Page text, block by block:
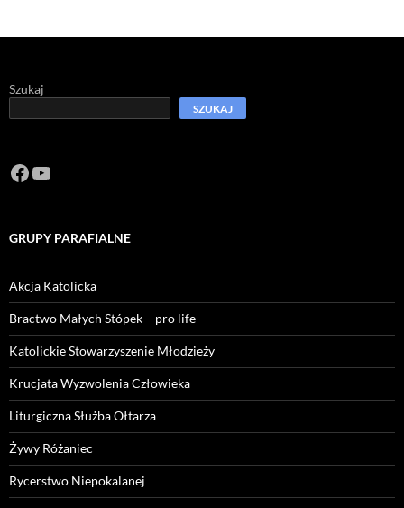
Szukaj
SZUKAJ
Facebook
https://www.youtube.com/channel/
GRUPY PARAFIALNE
Akcja Katolicka
Bractwo Małych Stópek – pro life
Katolickie Stowarzyszenie Młodzieży
Krucjata Wyzwolenia Człowieka
Liturgiczna Służba Ołtarza
Żywy Różaniec
Rycerstwo Niepokalanej